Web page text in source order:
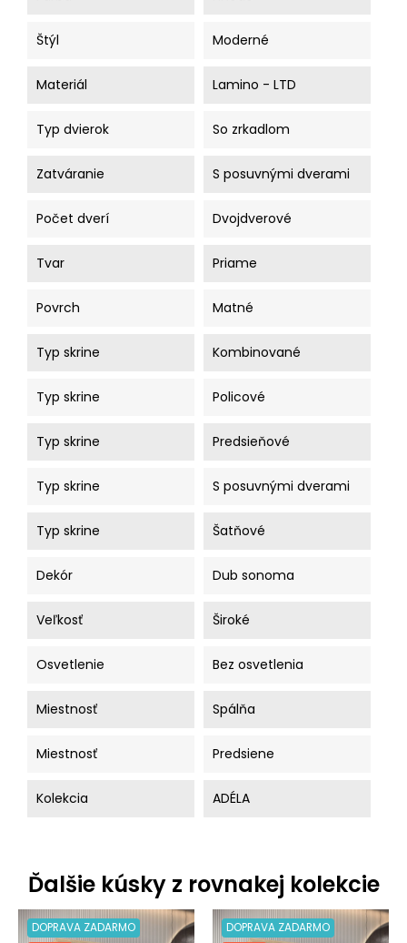
Štýl Moderné
Materiál Lamino - LTD
Typ dvierok So zrkadlom
Zatváranie S posuvnými dverami
Počet dverí Dvojdverové
Tvar Priame
Povrch Matné
Typ skrine Kombinované
Typ skrine Policové
Typ skrine Predsieňové
Typ skrine S posuvnými dverami
Typ skrine Šatňové
Dekór Dub sonoma
Veľkosť Široké
Osvetlenie Bez osvetlenia
Miestnosť Spálňa
Miestnosť Predsiene
Kolekcia ADÉLA
Ďalšie kúsky z rovnakej kolekcie
DOPRAVA ZADARMO
DOPRAVA ZADARMO